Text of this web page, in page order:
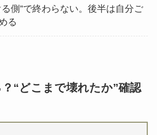
側”で終わらない。後半は自分ご
る
“どこまで壊れたか”確認